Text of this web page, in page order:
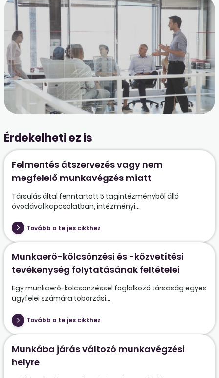
Érdekelheti ez is
Felmentés átszervezés vagy nem
megfelelő munkavégzés miatt
Társulás által fenntartott 5 tagintézményből álló
óvodával kapcsolatban, intézményi...
Tovább a teljes cikkhez
Munkaerő-kölcsönzési és -közvetítési
tevékenység folytatásának feltételei
Egy munkaerő-kölcsönzéssel foglalkozó társaság egyes
ügyfelei számára toborzási...
Tovább a teljes cikkhez
Munkába járás változó munkavégzési
helyre